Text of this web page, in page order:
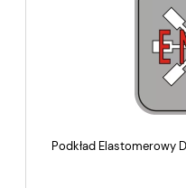
Podkład Elastomerowy